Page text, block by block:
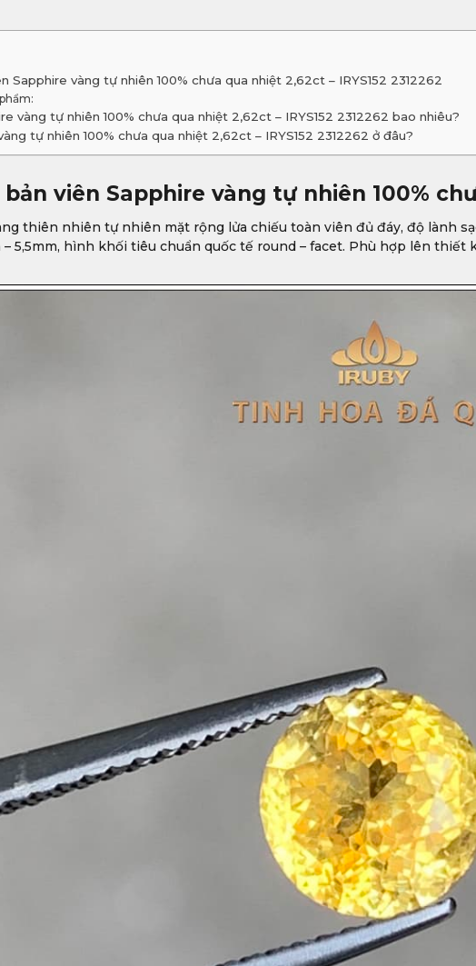
Sapphire vàng tự nhiên 100% chưa qua nhiệt 2,62ct – IRYS152 2312262
vàng tự nhiên 100% chưa qua nhiệt 2,62ct – IRYS152 2312262 bao nhiêu?
tự nhiên 100% chưa qua nhiệt 2,62ct – IRYS152 2312262 ở đâu?
viên Sapphire vàng tự nhiên 100%
thiên nhiên tự nhiên mặt rộng lửa chiếu toàn viên đủ đáy, độ lành
5,5mm, hình khối tiêu chuẩn quốc tế round – facet. Phù hợp lên thiết